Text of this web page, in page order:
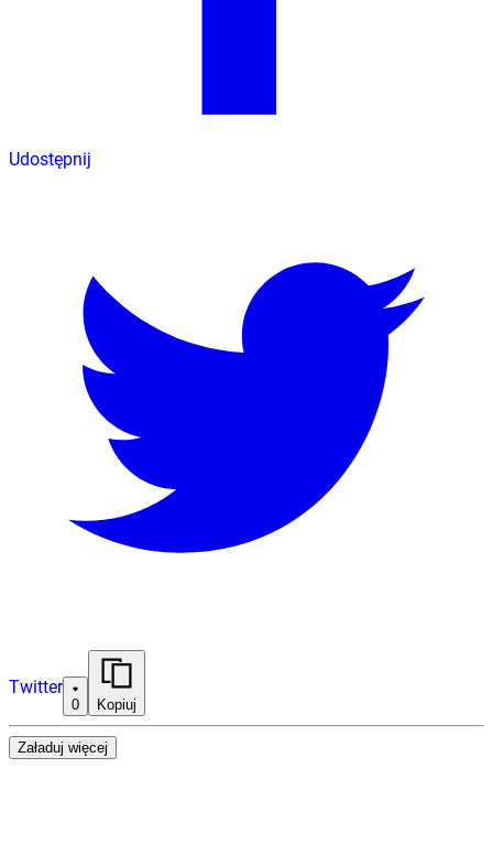
Udostępnij
Twitter
0 Kopiuj
Załaduj więcej